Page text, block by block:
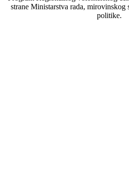
strane Ministarstva rada, mirovinskog
politike.